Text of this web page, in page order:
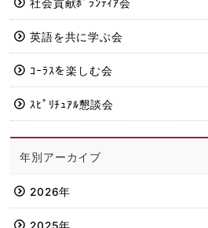
社会貢献ﾎﾞﾗﾝﾃｨｱ会
英語を共に学ぶ会
ｺｰﾗｽを楽しむ会
ｽﾋﾟﾘﾁｭｱﾙ懇談会
年別アーカイブ
2026年